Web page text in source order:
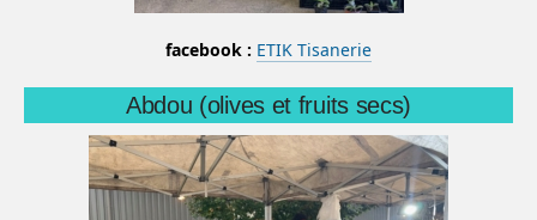
facebook : ETIK Tisanerie
Abdou (olives et fruits secs)